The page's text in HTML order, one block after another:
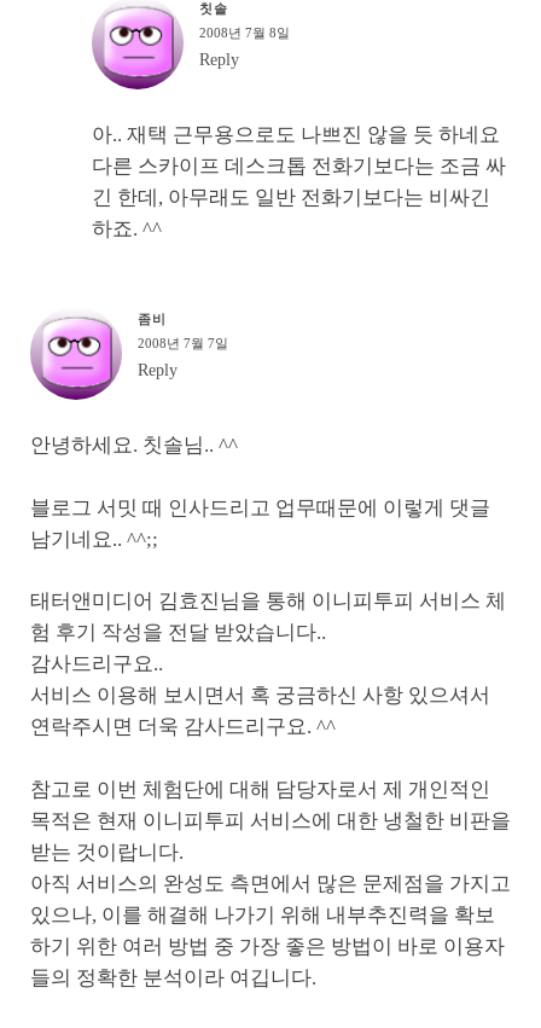
칫솔
2008년 7월 8일
Reply
아.. 재택 근무용으로도 나쁘진 않을 듯 하네요
다른 스카이프 데스크톱 전화기보다는 조금 싸
긴 한데, 아무래도 일반 전화기보다는 비싸긴
하죠. ^^
좀비
2008년 7월 7일
Reply
안녕하세요. 칫솔님.. ^^
블로그 서밋 때 인사드리고 업무때문에 이렇게 댓글
남기네요.. ^^;;
태터앤미디어 김효진님을 통해 이니피투피 서비스 체
험 후기 작성을 전달 받았습니다..
감사드리구요..
서비스 이용해 보시면서 혹 궁금하신 사항 있으셔서
연락주시면 더욱 감사드리구요. ^^
참고로 이번 체험단에 대해 담당자로서 제 개인적인
목적은 현재 이니피투피 서비스에 대한 냉철한 비판을
받는 것이랍니다.
아직 서비스의 완성도 측면에서 많은 문제점을 가지고
있으나, 이를 해결해 나가기 위해 내부추진력을 확보
하기 위한 여러 방법 중 가장 좋은 방법이 바로 이용자
들의 정확한 분석이라 여깁니다.